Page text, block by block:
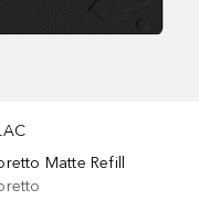
Matte Refill